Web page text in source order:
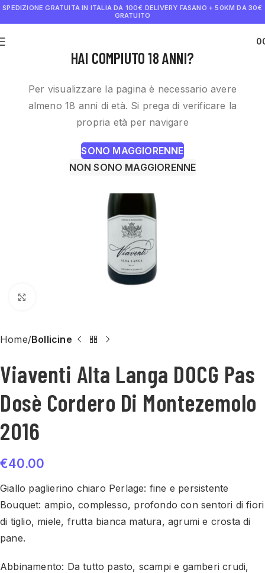
HAI COMPIUTO 18 ANNI?
Per visualizzare la pagina è necessario avere
almeno 18 anni di età. Si prega di verificare la
propria età per navigare
SONO MAGGIORENNE
NON SONO MAGGIORENNE
SPEDIZIONE GRATUITA IN ITALIA DA 100€ DELIVERY FASANO + 50KM DA 30€
GRATUITO
Home Bollicine
Viaventi Alta Langa DOCG Pas
Dosè Cordero Di Montezemolo
2016
€40.00
Giallo paglierino chiaro Perlage: fine e persistente
Bouquet: ampio, complesso, profondo con sentori di fiori
di tiglio, miele, frutta bianca matura, agrumi e crosta di
pane.
Abbinamento: Da tutto pasto, scampi e gamberi crudi,